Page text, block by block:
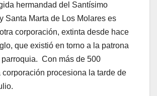
hermandad del Santísimo
Santa Marta de Los Molares es
corporación, extinta desde hace
que existió en torno a la patrona
parroquia. Con más de 500
corporación procesiona la tarde de